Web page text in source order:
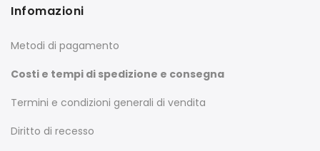
Infomazioni
Metodi di pagamento
Costi e tempi di spedizione e consegna
Termini e condizioni generali di vendita
Diritto di recesso